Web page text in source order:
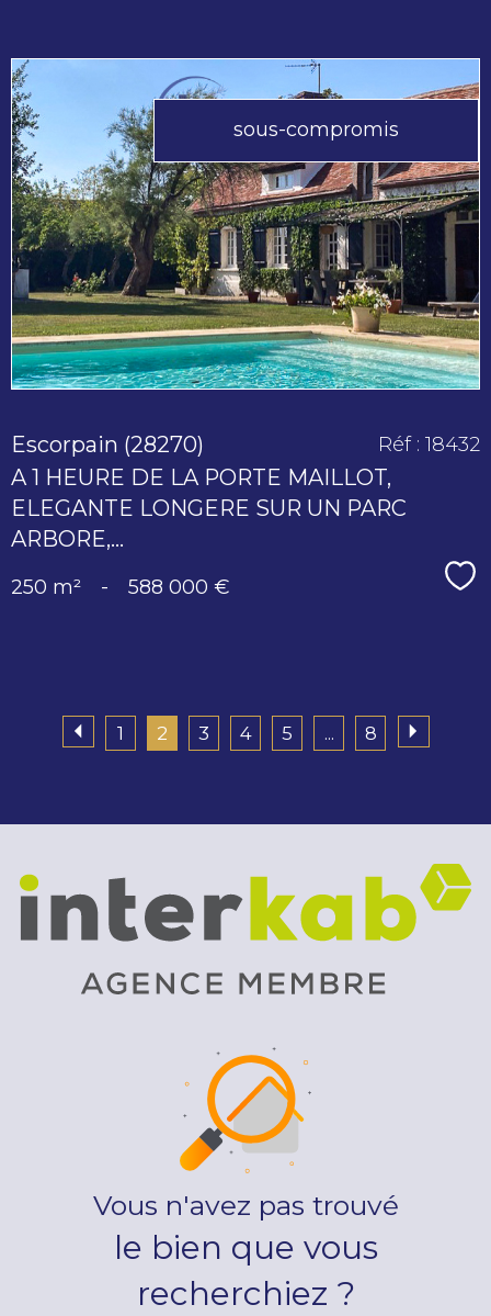
sous-compromis
voir le
bien
Escorpain (28270)
A 1 HEURE DE LA PORTE MAILLOT,
ELEGANTE LONGERE SUR UN PARC
ARBORE,...
Réf : 18432
250 m² - 588 000 €
1 2 3 4 5 ... 8
Vous n'avez pas trouvé
le bien que vous
recherchiez ?